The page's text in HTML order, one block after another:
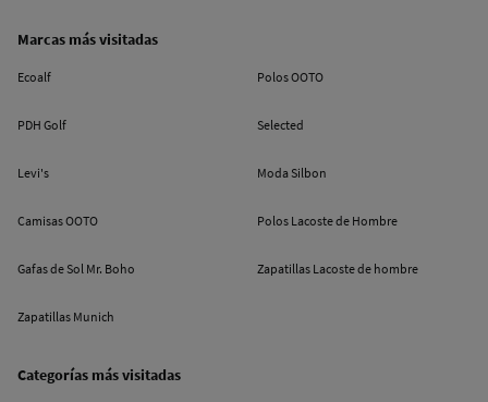
Marcas más visitadas
Ecoalf
PDH Golf
Levi's
Camisas OOTO
Gafas de Sol Mr. Boho
Zapatillas Munich
Polos OOTO
Selected
Moda Silbon
Polos Lacoste de Hombre
Zapatillas Lacoste de hombre
Categorías más visitadas